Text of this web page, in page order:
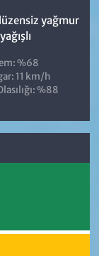
yağmur
yağışlı
%68
11 km/h
%88